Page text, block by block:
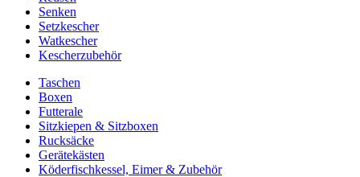
Senken
Setzkescher
Watkescher
Kescherzubehör
Taschen
Boxen
Futterale
Sitzkiepen & Sitzboxen
Rucksäcke
Gerätekästen
Köderfischkessel, Eimer & Zubehör